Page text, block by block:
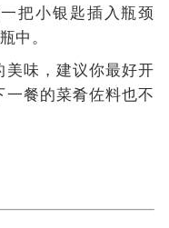
把小银匙插入瓶颈
中。
味，建议你最好开
餐的菜肴佐料也不